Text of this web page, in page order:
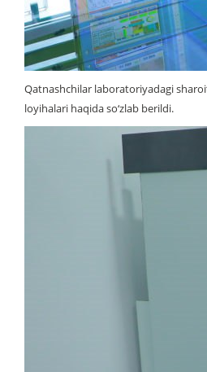
Qatnashchilar laboratoriyadagi
loyihalari haqida so‘zlab berildi.